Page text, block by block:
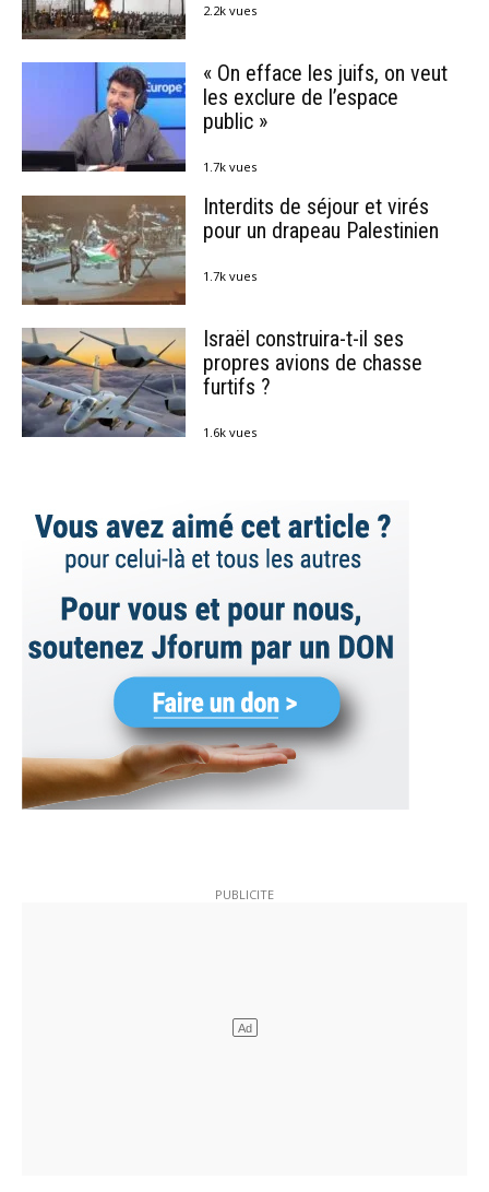
2.2k vues
« On efface les juifs, on veut
les exclure de l’espace
public »
1.7k vues
Interdits de séjour et virés
pour un drapeau Palestinien
1.7k vues
Israël construira-t-il ses
propres avions de chasse
furtifs ?
1.6k vues